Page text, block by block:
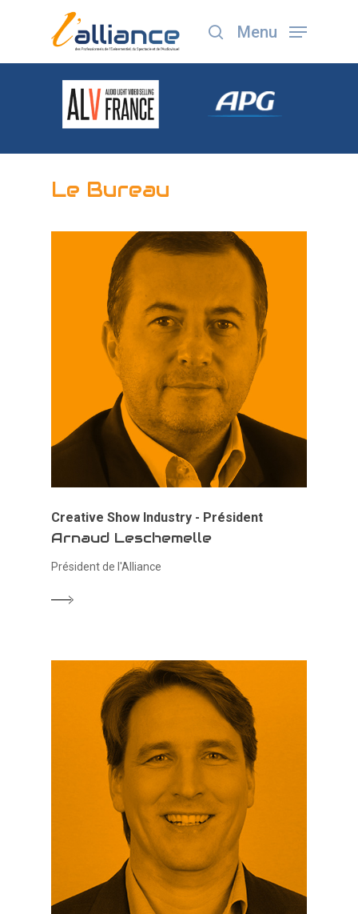
Appuyez sur Entrée pour lancer la recherche ou
ESC pour fermer
Menu
Le Bureau
Creative Show Industry - Président
Arnaud Leschemelle
Président de l'Alliance